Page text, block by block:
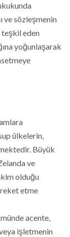
ve sözleşmenin
teşkil eden
yoğunlaşarak
ülkelerin,
Büyük
ve
olduğu
etme
acente,
işletmenin